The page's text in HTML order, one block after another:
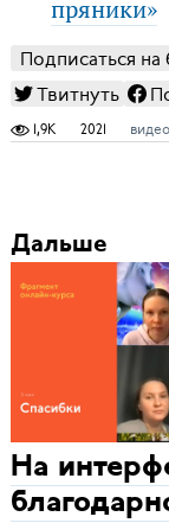
пряники»
Подписаться на
Твитнуть
1,9K 2021 видео
Дальше
На